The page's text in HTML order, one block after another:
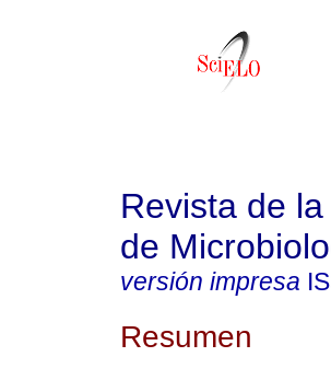
Revista de
de
versión impresa
Resumen